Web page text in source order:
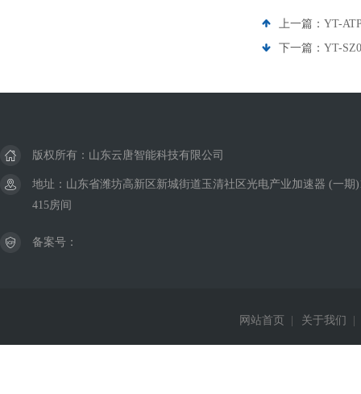
上一篇： YT-
下一篇： YT-
版权所有：山东云唐智能科技有限公司
地址：山东省潍坊高新区新城街道玉清社区光电产业加速器 (一期
415房间
备案号：
网站首页 关于我们